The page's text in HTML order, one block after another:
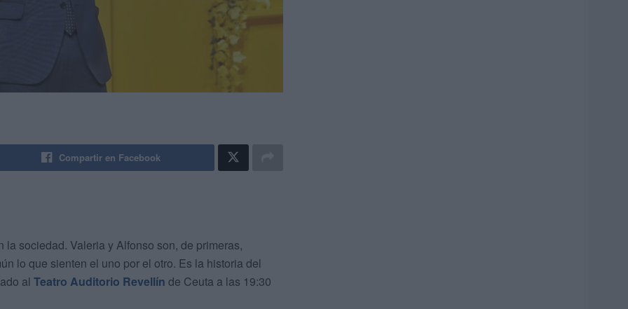
Compartir en Facebook
sociedad. Valeria y Alfonso son, de primeras,
lo que sienten el uno por el otro. Es la historia del
al Teatro Auditorio Revellín de Ceuta a las 19:30